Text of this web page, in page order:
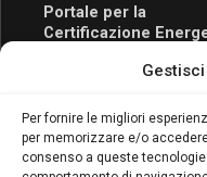
Per fornire le migliori
per memorizzare e/o
consenso a queste
Portale per la
Certificazione
scopri il Corso
Blumaticasu
Coordinatore della
Sicurezza: cosa è